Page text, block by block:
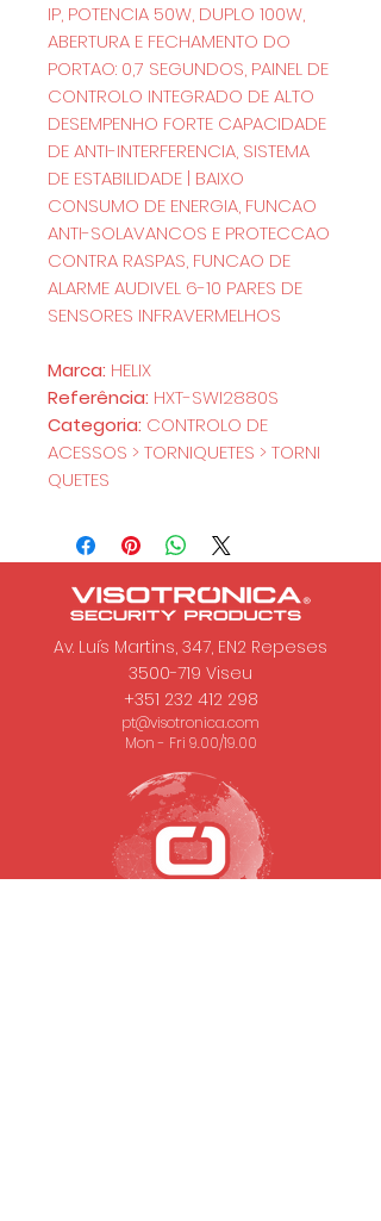
IP, POTENCIA 50W, DUPLO 100W,
ABERTURA E FECHAMENTO DO
PORTAO: 0,7 SEGUNDOS, PAINEL DE
CONTROLO INTEGRADO DE ALTO
DESEMPENHO FORTE CAPACIDADE
DE ANTI-INTERFERENCIA, SISTEMA
DE ESTABILIDADE | BAIXO
CONSUMO DE ENERGIA, FUNCAO
ANTI-SOLAVANCOS E PROTECCAO
CONTRA RASPAS, FUNCAO DE
ALARME AUDIVEL 6-10 PARES DE
SENSORES INFRAVERMELHOS
Marca: HELIX
Referência: HXT-SWI2880S
Categoria: CONTROLO DE
ACESSOS > TORNIQUETES > TORNI
QUETES
Av. Luís Martins, 347, EN2 Repeses
3500-719 Viseu
+351 232 412 298
pt@visotronica.com
Mon - Fri 9.00/19.00